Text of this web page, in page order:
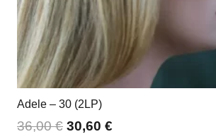
Adele – 30 (2LP)
36,00€ 30,60 €